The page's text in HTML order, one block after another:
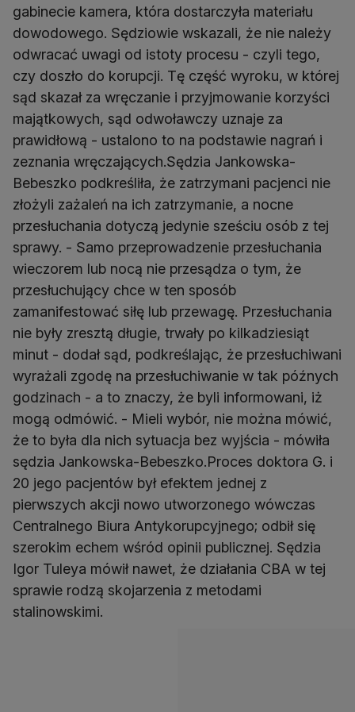
gabinecie kamera, która dostarczyła materiału
dowodowego. Sędziowie wskazali, że nie należy
odwracać uwagi od istoty procesu - czyli tego,
czy doszło do korupcji. Tę część wyroku, w której
sąd skazał za wręczanie i przyjmowanie korzyści
majątkowych, sąd odwoławczy uznaje za
prawidłową - ustalono to na podstawie nagrań i
zeznania wręczających.Sędzia Jankowska-
Bebeszko podkreśliła, że zatrzymani pacjenci nie
złożyli zażaleń na ich zatrzymanie, a nocne
przesłuchania dotyczą jedynie sześciu osób z tej
sprawy. - Samo przeprowadzenie przesłuchania
wieczorem lub nocą nie przesądza o tym, że
przesłuchujący chce w ten sposób
zamanifestować siłę lub przewagę. Przesłuchania
nie były zresztą długie, trwały po kilkadziesiąt
minut - dodał sąd, podkreślając, że przesłuchiwani
wyrażali zgodę na przesłuchiwanie w tak późnych
godzinach - a to znaczy, że byli informowani, iż
mogą odmówić. - Mieli wybór, nie można mówić,
że to była dla nich sytuacja bez wyjścia - mówiła
sędzia Jankowska-Bebeszko.Proces doktora G. i
20 jego pacjentów był efektem jednej z
pierwszych akcji nowo utworzonego wówczas
Centralnego Biura Antykorupcyjnego; odbił się
szerokim echem wśród opinii publicznej. Sędzia
Igor Tuleya mówił nawet, że działania CBA w tej
sprawie rodzą skojarzenia z metodami
stalinowskimi.